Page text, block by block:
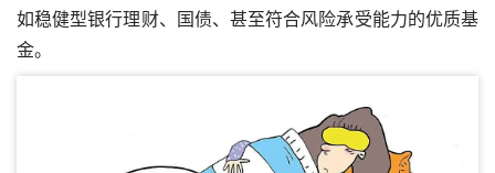
如稳健型银行理财、国债、甚至符合风险承受能力的优质基
金。